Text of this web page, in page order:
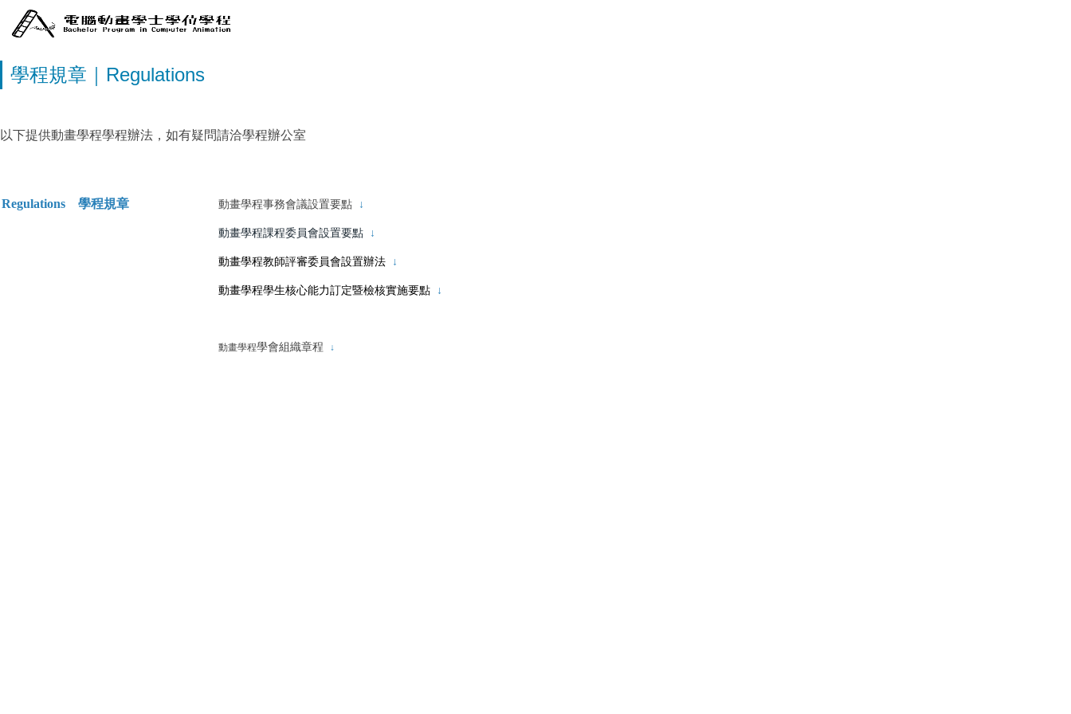
學程規章｜Regulations
以下提供動畫學程學程辦法，如有疑問請洽學程辦公室
Regulations 學程規章 動畫學程事務會議設置要點 ↓
動畫學程課程委員會設置要點 ↓
動畫學程教師評審委員會設置辦法 ↓
動畫學程學生核心能力訂定暨檢核實施要點 ↓
動畫學程學會組織章程 ↓